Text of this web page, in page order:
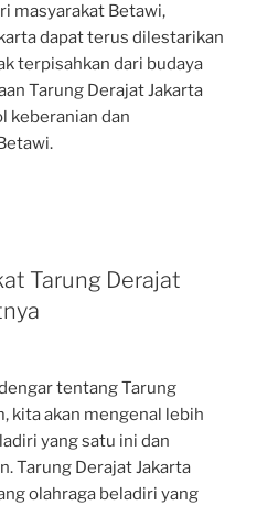
masyarakat Betawi,
dapat terus dilestarikan
terpisahkan dari budaya
Tarung Derajat Jakarta
keberanian dan
Tarung Derajat
tentang Tarung
kita akan mengenal lebih
yang satu ini dan
Tarung Derajat Jakarta
olahraga beladiri yang